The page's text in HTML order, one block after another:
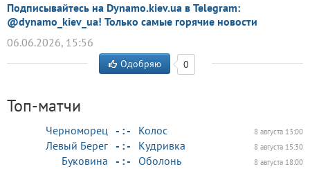
Подписывайтесь на Dynamo.kiev.ua в Telegram:
@dynamo_kiev_ua! Только самые горячие новости
06.06.2026, 15:56
Одобряю 0
Топ-матчи
Черноморец Колос
- : - 8 августа 13:00
Левый Берег Кудривка
- : - 8 августа 15:30
Буковина Оболонь
- : - 8 августа 18:00